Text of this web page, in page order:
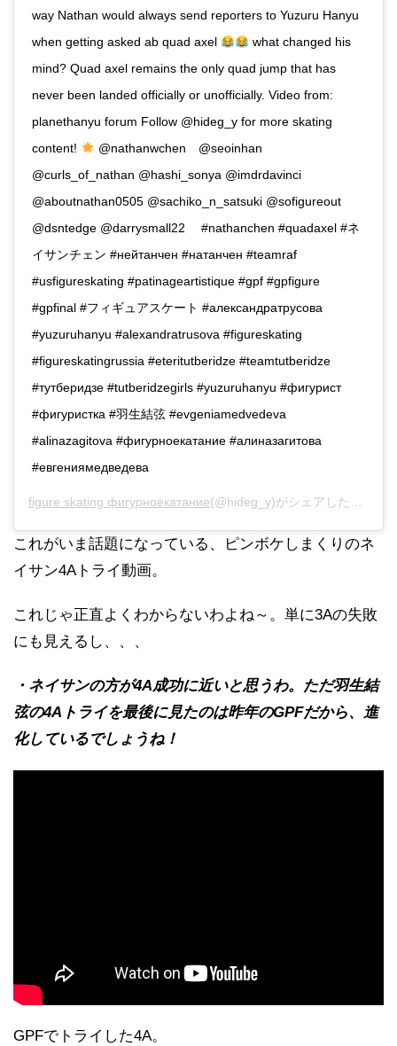
way Nathan would always send reporters to Yuzuru Hanyu
when getting asked ab quad axel
what changed his
mind? Quad axel remains the only quad jump that has
never been landed officially or unofficially. Video from:
planethanyu forum Follow @hideg_y for more skating
content!
@nathanwchen ⠀@seoinhan
@curls_of_nathan @hashi_sonya @imdrdavinci
@aboutnathan0505 @sachiko_n_satsuki @sofigureout
@dsntedge @darrysmall22 ⠀ #nathanchen #quadaxel #ネ
イサンチェン #нейтанчен #натанчен #teamraf
#usfigureskating #patinageartistique #gpf #gpfigure
#gpfinal #フィギュアスケート #александратрусова
#yuzuruhanyu #alexandratrusova #figureskating
#figureskatingrussia #eteritutberidze #teamtutberidze
#тутберидзе #tutberidzegirls #yuzuruhanyu #фигурист
#фигуристка #羽生結弦 #evgeniamedvedeva
#alinazagitova #фигурноекатание #алиназагитова
#евгениямедведева
figure skating фигурноекатание(@hideg_y)がシェアした投稿 -
これがいま話題になっている、ピンボケしまくりのネ
イサン4Aトライ動画。
これじゃ正直よくわからないわよね～。単に3Aの失敗
にも見えるし、、、
・ネイサンの方が4A成功に近いと思うわ。ただ羽生結
弦の4Aトライを最後に見たのは昨年のGPFだから、進
化しているでしょうね！
GPFでトライした4A。